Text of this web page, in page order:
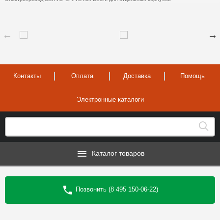
Контакты Оплата Доставка Помощь
Электронные каталоги
Каталог товаров
Позвонить (8 495 150-06-22)